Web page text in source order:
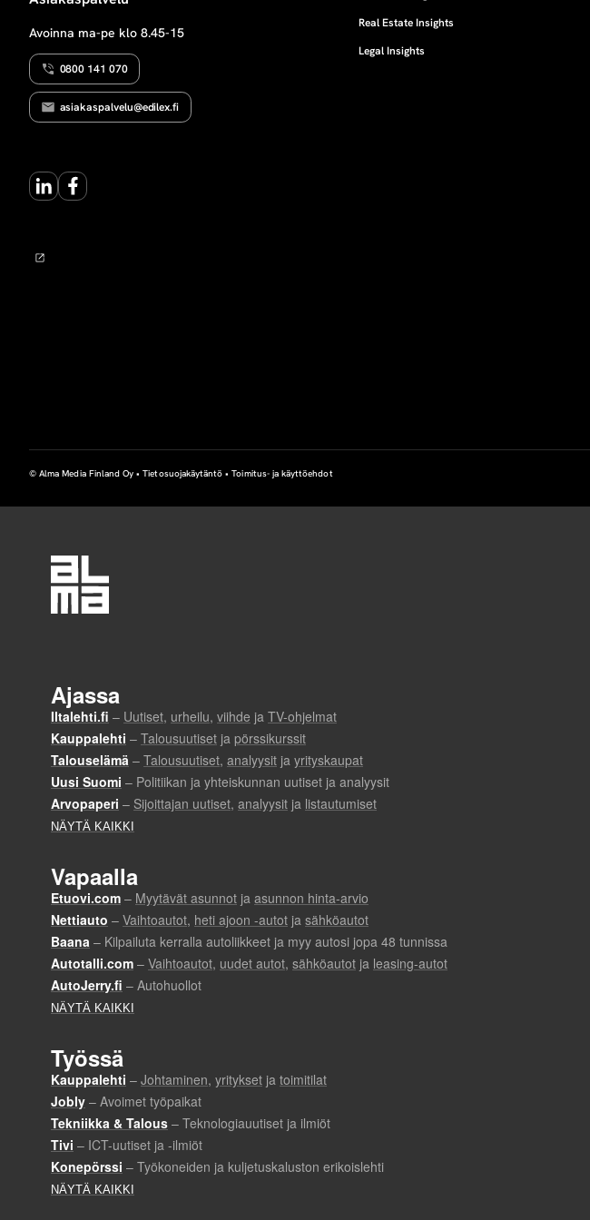
h
d
o
t
Avoinna ma-pe klo 8.45-15
0800 141 070
asiakaspalvelu@edilex.fi
Real Estate Insights
Legal Insights
LinkedInFacebook
© Alma Media Finland Oy •Tietosuojakäytäntö •Toimitus- ja käyttöehdot